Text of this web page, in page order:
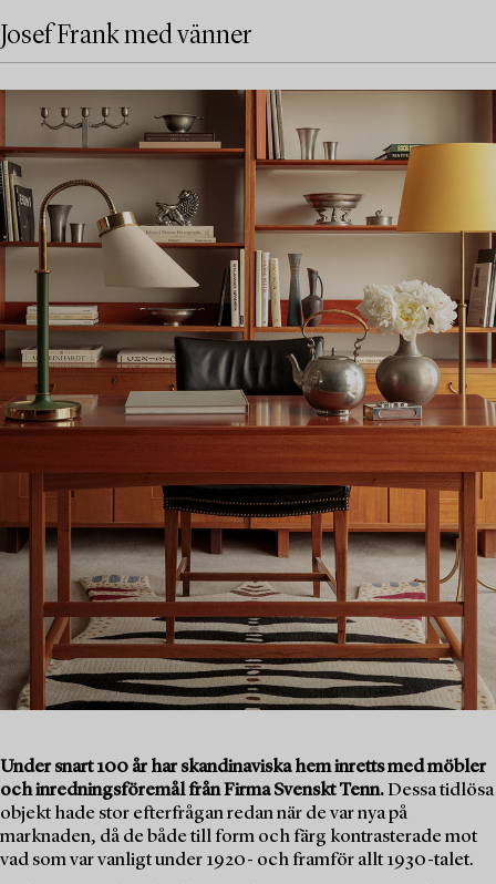
Josef Frank med vänner
Under snart 100 år har skandinaviska hem inretts med möbler
och inredningsföremål från Firma Svenskt Tenn.Dessa tidlösa
objekt hade stor efterfrågan redan när de var nya på
marknaden, då de både till form och färg kontrasterade mot
vad som var vanligt under 1920- och framför allt 1930-talet.